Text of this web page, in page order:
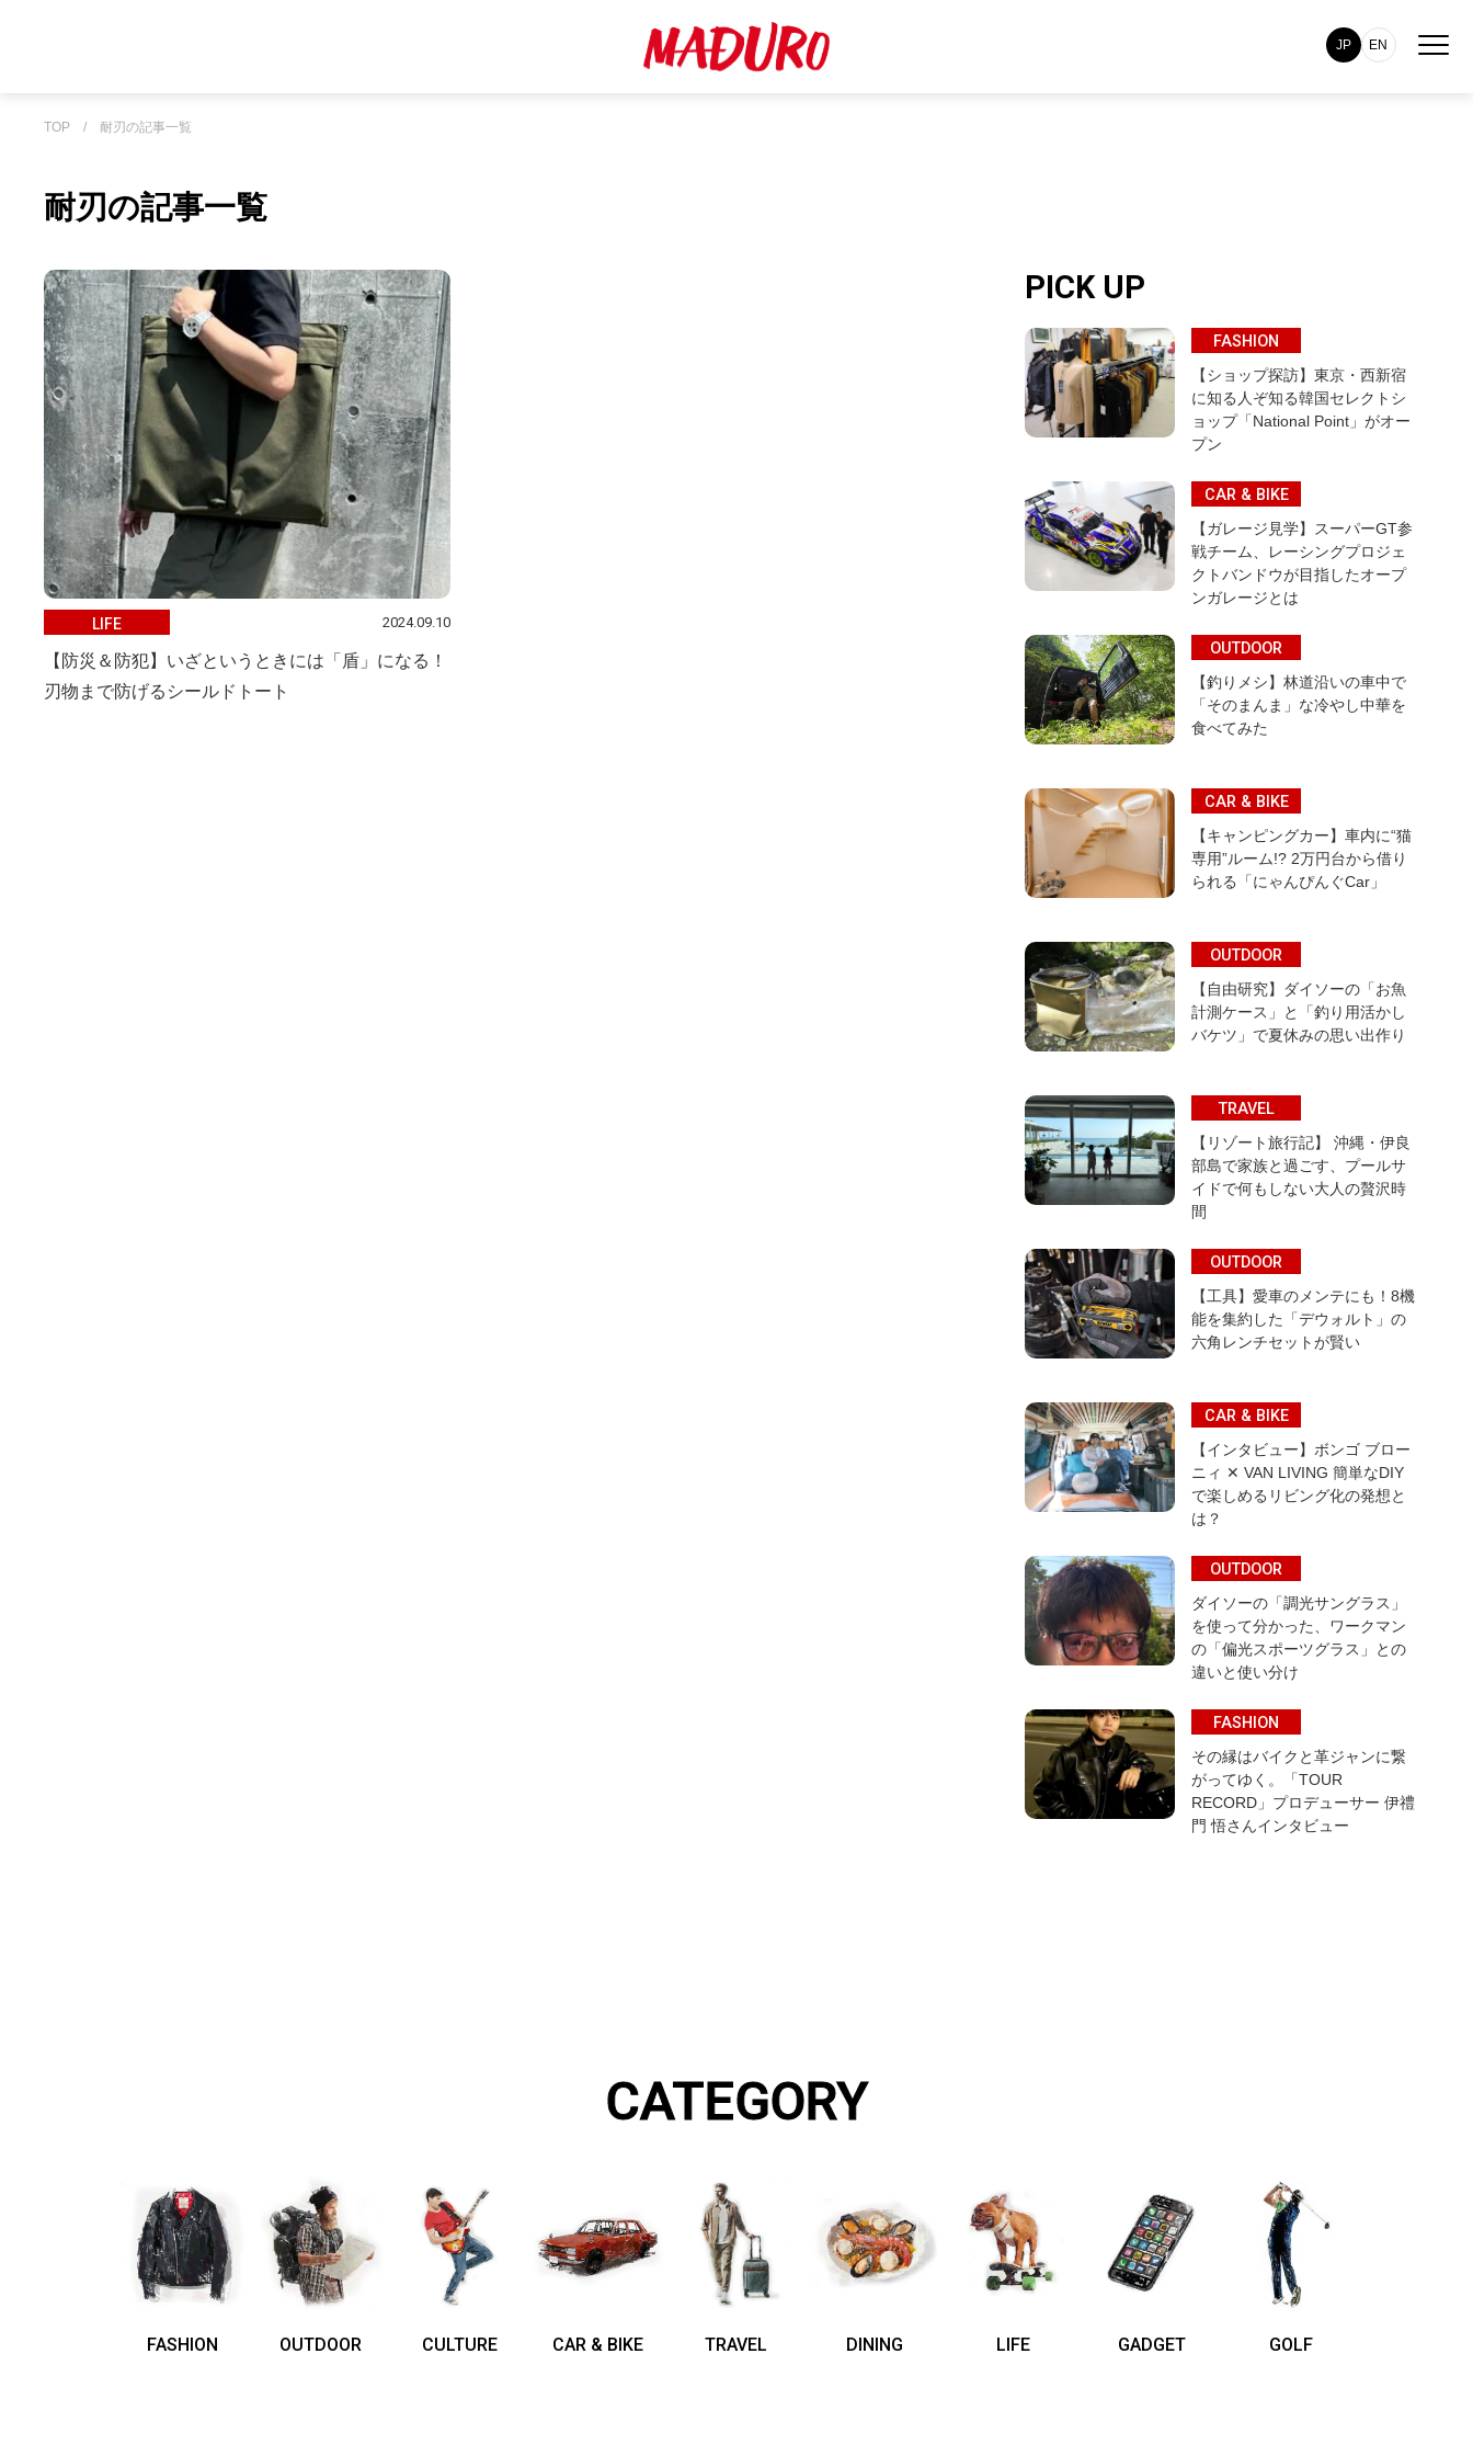
JP EN
TOP / 耐刃の記事一覧
耐刃の記事一覧
LIFE 2024.09.10
【防災＆防犯】いざというときには「盾」になる！
刃物まで防げるシールドトート
PICK UP
FASHION
【ショップ探訪】東京・西新宿
に知る人ぞ知る韓国セレクトシ
ョップ「National Point」がオー
プン
CAR & BIKE
【ガレージ見学】スーパーGT参
戦チーム、レーシングプロジェ
クトバンドウが目指したオープ
ンガレージとは
OUTDOOR
【釣りメシ】林道沿いの車中で
「そのまんま」な冷やし中華を
食べてみた
CAR & BIKE
【キャンピングカー】車内に“猫
専用”ルーム!? 2万円台から借り
られる「にゃんぴんぐCar」
OUTDOOR
【自由研究】ダイソーの「お魚
計測ケース」と「釣り用活かし
バケツ」で夏休みの思い出作り
TRAVEL
【リゾート旅行記】 沖縄・伊良
部島で家族と過ごす、プールサ
イドで何もしない大人の贅沢時
間
OUTDOOR
【工具】愛車のメンテにも！8機
能を集約した「デウォルト」の
六角レンチセットが賢い
CAR & BIKE
【インタビュー】ボンゴ ブロー
ニィ ✕ VAN LIVING 簡単なDIY
で楽しめるリビング化の発想と
は？
OUTDOOR
ダイソーの「調光サングラス」
を使って分かった、ワークマン
の「偏光スポーツグラス」との
違いと使い分け
FASHION
その縁はバイクと革ジャンに繋
がってゆく。「TOUR
RECORD」プロデューサー 伊禮
門 悟さんインタビュー
CATEGORY
FASHION OUTDOOR CULTURE CAR & BIKE TRAVEL DINING LIFE GADGET GOLF